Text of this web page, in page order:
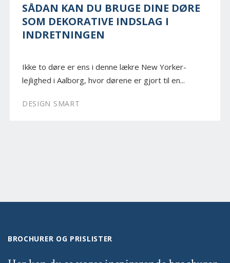
SÅDAN KAN DU BRUGE DINE DØRE
SOM DEKORATIVE INDSLAG I
INDRETNINGEN
Ikke to døre er ens i denne lækre New Yorker-
lejlighed i Aalborg, hvor dørene er gjort til en...
DESIGN SMART
BROCHURER OG PRISLISTER